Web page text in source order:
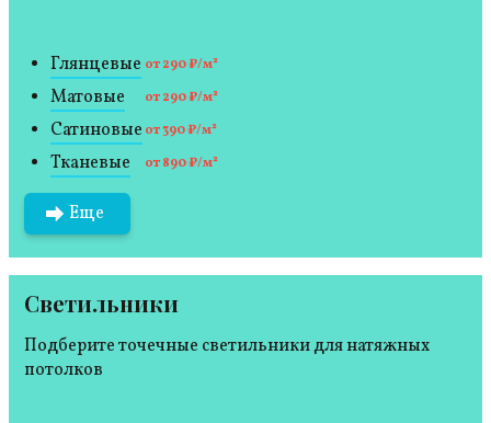
Глянцевые от 290 ₽/м²
Матовые от 290 ₽/м²
Сатиновые от 390 ₽/м²
Тканевые от 890 ₽/м²
Еще
Светильники
Подберите точечные светильники для натяжных
потолков